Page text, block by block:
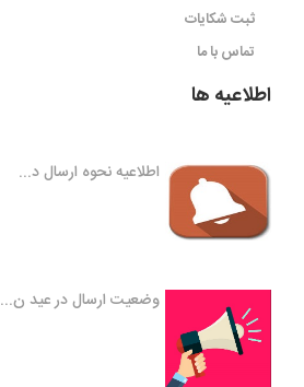
ثبت شکایات
تماس با ما
اطلاعیه ها
اطلاعیه نحوه ارسال د...
وضعیت ارسال در عید ن...